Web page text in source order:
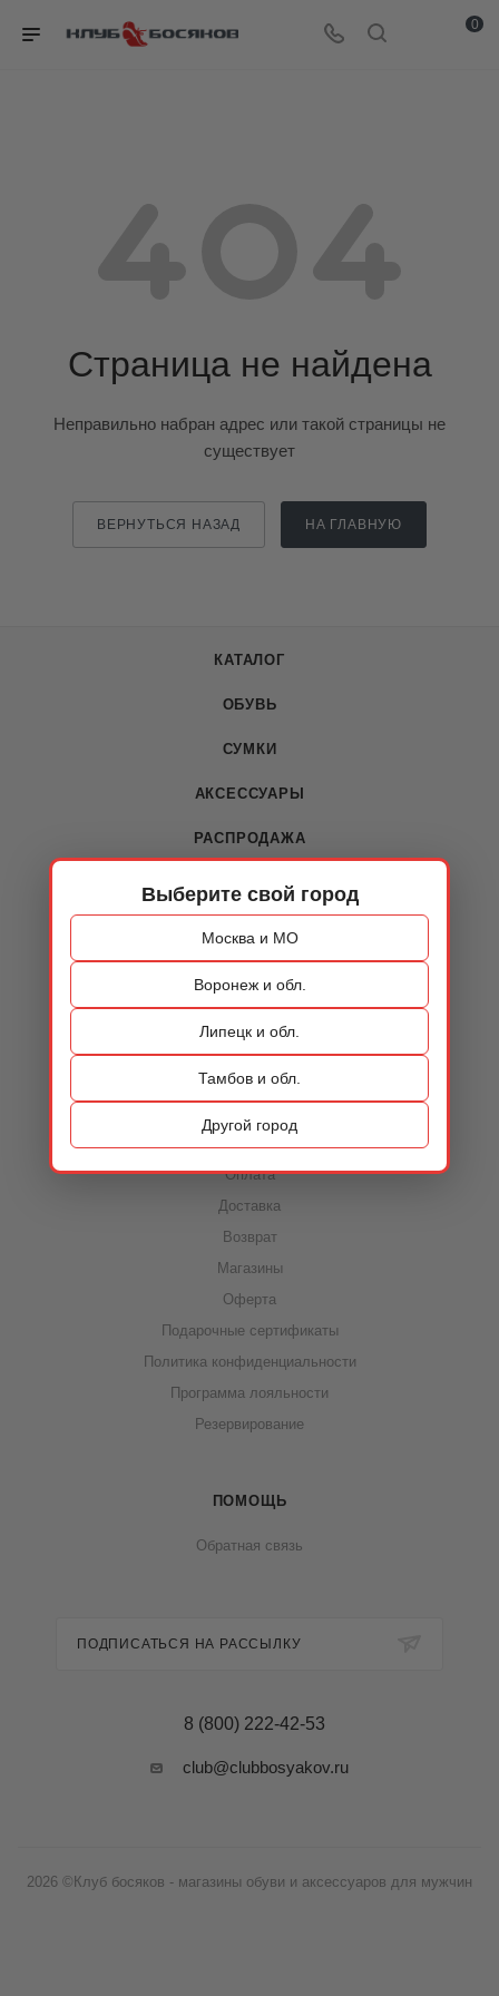
Выберите свой город
Москва и МО
Воронеж и обл.
Липецк и обл.
Тамбов и обл.
Другой город
0
Страница не найдена
Неправильно набран адрес или такой страницы не
существует
ВЕРНУТЬСЯ НАЗАД НА ГЛАВНУЮ
КАТАЛОГ
ОБУВЬ
СУМКИ
АКСЕССУАРЫ
РАСПРОДАЖА
О КОМПАНИИ
О компании
Новости
ИНФОРМАЦИЯ
Акции
Оплата
Доставка
Возврат
Магазины
Оферта
Подарочные сертификаты
Политика конфиденциальности
Программа лояльности
Резервирование
ПОМОЩЬ
Обратная связь
ПОДПИСАТЬСЯ НА РАССЫЛКУ
8 (800) 222-42-53
club@clubbosyakov.ru
2026 ©Клуб босяков - магазины обуви и аксессуаров для мужчин